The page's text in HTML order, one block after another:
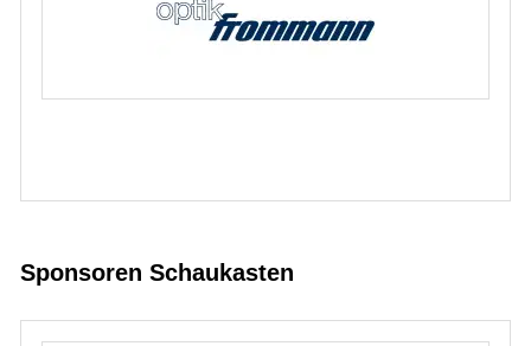
Sponsoren Schaukasten